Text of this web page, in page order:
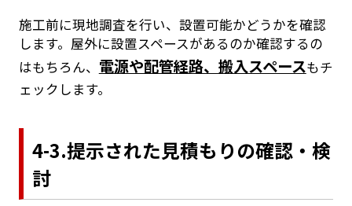
施工前に現地調査を行い、設置可能かどうかを確認
します。屋外に設置スペースがあるのか確認するの
はもちろん、 電源や配管経路、搬入スペースもチ
ェックします。
4-3.提示された見積もりの確認・検
討